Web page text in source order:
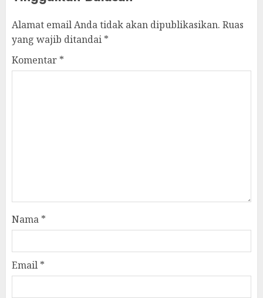
Alamat email Anda tidak akan dipublikasikan. Ruas
yang wajib ditandai *
Komentar *
Nama *
Email *